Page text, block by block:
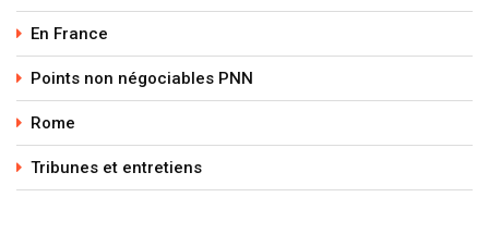
En France
Points non négociables PNN
Rome
Tribunes et entretiens